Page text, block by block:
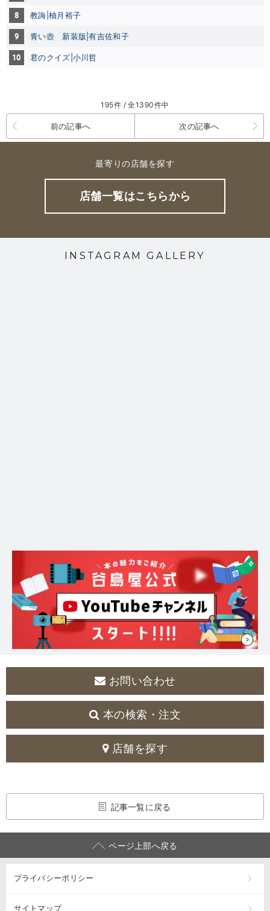
8 教誨|柚月裕子
9 青い壺 新装版|有吉佐和子
10 君のクイズ|小川哲
195件 / 全1390件中
前の記事へ 次の記事へ
最寄りの店舗を探す
店舗一覧はこちらから
INSTAGRAM GALLERY
お問い合わせ
本の検索・注文
店舗を探す
記事一覧に戻る
ページ上部へ戻る
プライバシーポリシー
サイトマップ